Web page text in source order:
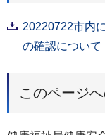
20220722市内
の確認について
このページ